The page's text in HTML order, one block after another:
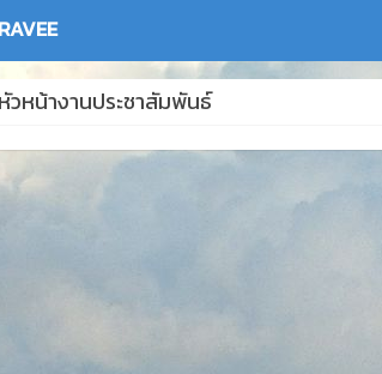
วหน้างานประชาสัมพันธ์